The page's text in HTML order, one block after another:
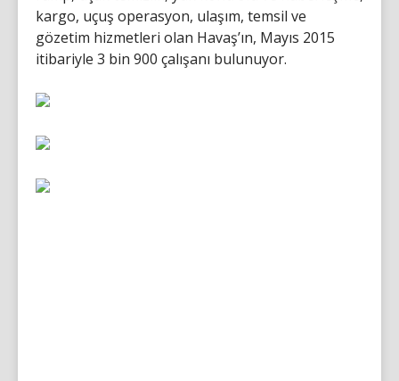
kargo, uçuş operasyon, ulaşım, temsil ve
gözetim hizmetleri olan Havaş’ın, Mayıs 2015
itibariyle 3 bin 900 çalışanı bulunuyor.